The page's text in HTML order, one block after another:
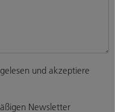
gelesen und akzeptiere
Newsletter